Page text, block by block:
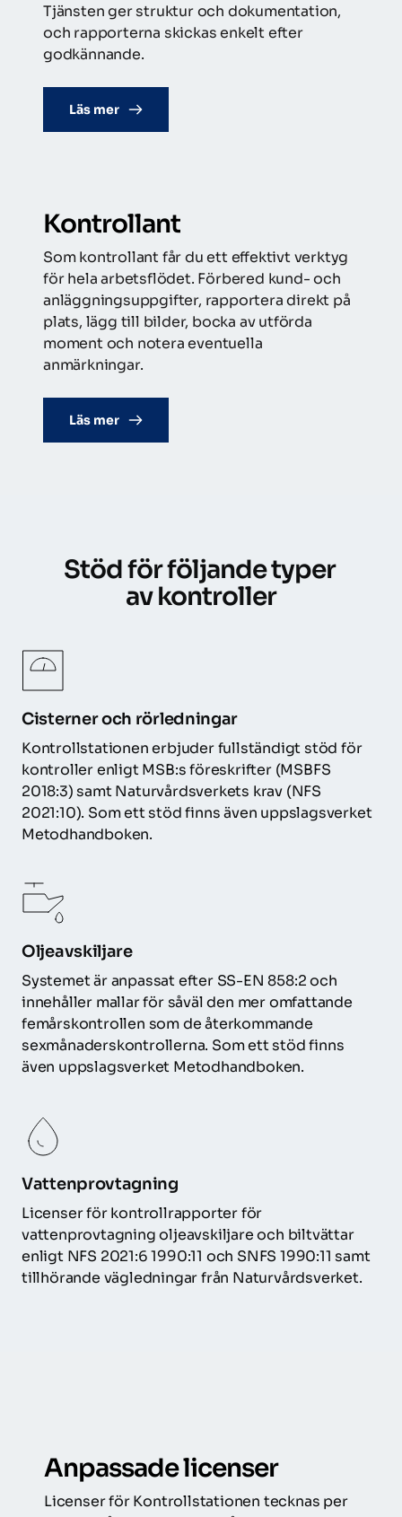
Tjänsten ger struktur och dokumentation,
och rapporterna skickas enkelt efter
godkännande.
Läs mer
Kontrollant
Som kontrollant får du ett effektivt verktyg
för hela arbetsflödet. Förbered kund- och
anläggningsuppgifter, rapportera direkt på
plats, lägg till bilder, bocka av utförda
moment och notera eventuella
anmärkningar.
Läs mer
Stöd för följande typer
av kontroller
Cisterner och rörledningar
Kontrollstationen erbjuder fullständigt stöd för
kontroller enligt MSB:s föreskrifter (MSBFS
2018:3) samt Naturvårdsverkets krav (NFS
2021:10). Som ett stöd finns även uppslagsverket
Metodhandboken.
Oljeavskiljare
Systemet är anpassat efter SS-EN 858:2 och
innehåller mallar för såväl den mer omfattande
femårskontrollen som de återkommande
sexmånaderskontrollerna. Som ett stöd finns
även uppslagsverket Metodhandboken.
Vattenprovtagning
Licenser för kontrollrapporter för
vattenprovtagning oljeavskiljare och biltvättar
enligt NFS 2021:6 1990:11 och SNFS 1990:11 samt
tillhörande vägledningar från Naturvårdsverket.
Anpassade licenser
Licenser för Kontrollstationen tecknas per